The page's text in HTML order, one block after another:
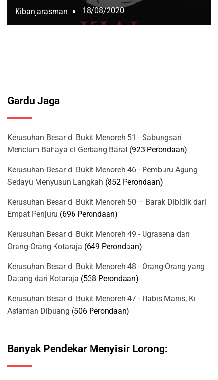
Kibanjarasman 18/08/2020
Gardu Jaga
Kerusuhan Besar di Bukit Menoreh 51 - Sabungsari
Mencium Bahaya di Gerbang Barat (923 Perondaan)
Kerusuhan Besar di Bukit Menoreh 46 - Pemburu Agung
Sedayu Menyusun Langkah (852 Perondaan)
Kerusuhan Besar di Bukit Menoreh 50 – Barak Dibidik dari
Empat Penjuru (696 Perondaan)
Kerusuhan Besar di Bukit Menoreh 49 - Ugrasena dan
Orang-Orang Kotaraja (649 Perondaan)
Kerusuhan Besar di Bukit Menoreh 48 - Orang-Orang yang
Datang dari Kotaraja (538 Perondaan)
Kerusuhan Besar di Bukit Menoreh 47 - Habis Manis, Ki
Astaman Dibuang (506 Perondaan)
Banyak Pendekar Menyisir Lorong: